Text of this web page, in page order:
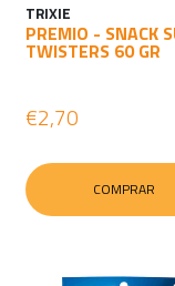
TRIXIE
PREMIO - SNACK
TWISTERS 60 GR
€2,70
COMPRAR